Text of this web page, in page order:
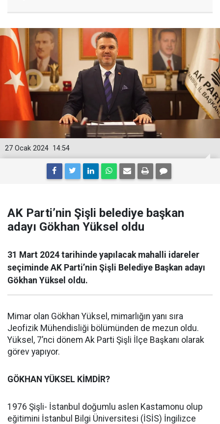
14:54
27 Ocak 2024
AK Parti’nin Şişli belediye başkan
adayı Gökhan Yüksel oldu
31 Mart 2024 tarihinde yapılacak mahalli idareler
seçiminde AK Parti’nin Şişli Belediye Başkan adayı
Gökhan Yüksel oldu.
Mimar olan Gökhan Yüksel, mimarlığın yanı sıra
Jeofizik Mühendisliği bölümünden de mezun oldu.
Yüksel, 7’nci dönem Ak Parti Şişli İlçe Başkanı olarak
görev yapıyor.
GÖKHAN YÜKSEL KİMDİR?
1976 Şişli- İstanbul doğumlu aslen Kastamonu olup
eğitimini İstanbul Bilgi Üniversitesi (İSİS) İngilizce